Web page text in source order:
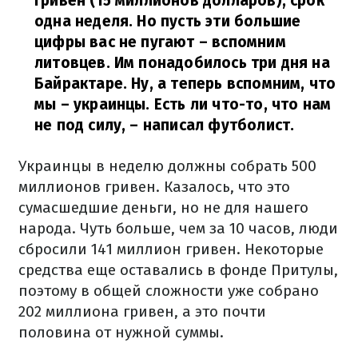
одна неделя. Но пусть эти большие
цифры вас не пугают – вспомним
литовцев. Им понадобилось три дня на
Байрактаре. Ну, а теперь вспомним, что
мы – украинцы. Есть ли что-то, что нам
не под силу, – написал футболист.
Украинцы в неделю должны собрать 500
миллионов гривен. Казалось, что это
сумасшедшие деньги, но не для нашего
народа. Чуть больше, чем за 10 часов, люди
сбросили 141 миллион гривен. Некоторые
средства еще оставались в фонде Притулы,
поэтому в общей сложности уже собрано
202 миллиона гривен, а это почти
половина от нужной суммы.